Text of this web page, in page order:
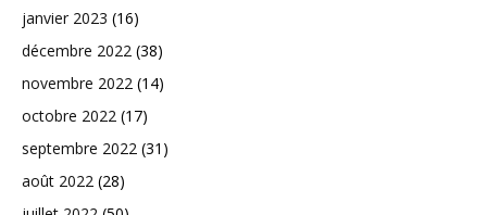
janvier 2023 (16)
décembre 2022 (38)
novembre 2022 (14)
octobre 2022 (17)
septembre 2022 (31)
août 2022 (28)